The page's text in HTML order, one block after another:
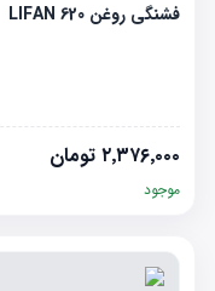
فشنگی روغن LIFAN 620
۲٬۳۷۶٬۰۰۰ تومان
موجود